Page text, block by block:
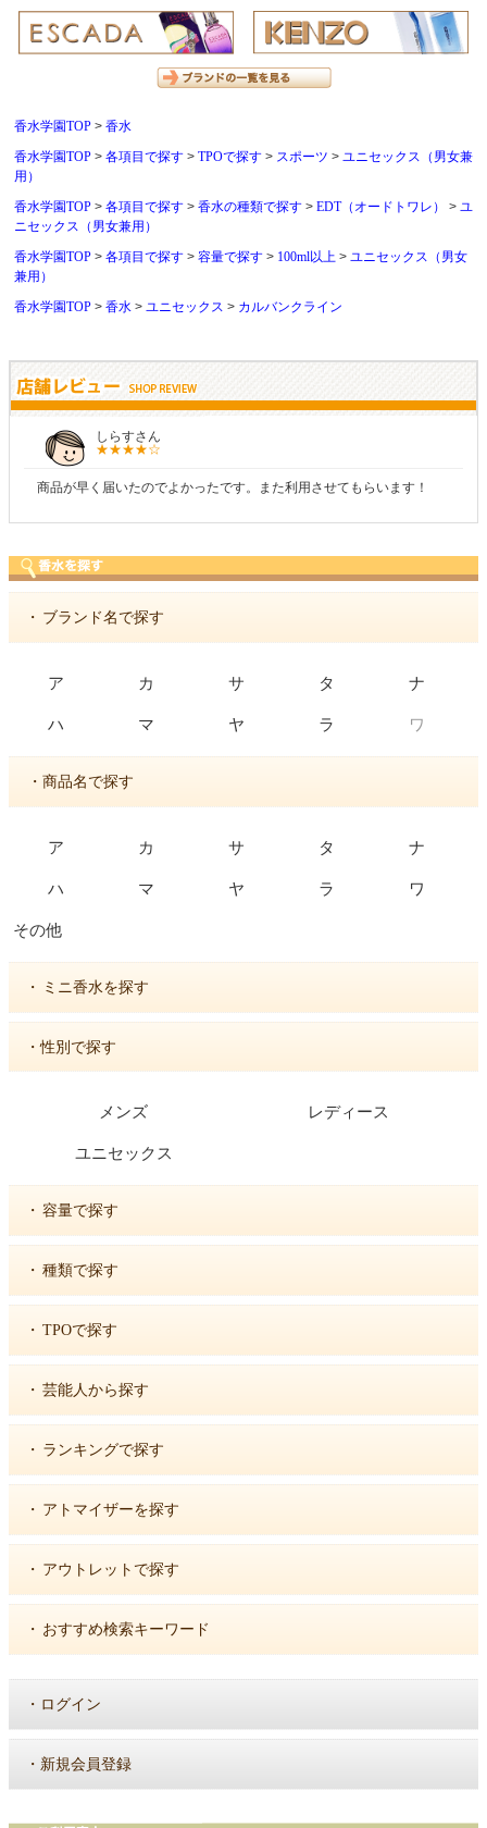
香水学園TOP
香水
香水学園TOP
各項目で探す TPOで探す スポーツ
ユニセックス（男女兼
用）
香水学園TOP
各項目で探す 香水の種類で探す EDT（オードトワレ）
ユ
ニセックス（男女兼用）
香水学園TOP
各項目で探す 容量で探す 100ml以上
ユニセックス（男女
兼用）
香水学園TOP
香水 ユニセックス カルバンクライン
しらすさん
商品が早く届いたのでよかったです。また利用させてもらいます！
・ ブランド名で探す
ア カ サ タ ナ
ハ マ ヤ ラ ワ
・商品名で探す
ア カ サ タ ナ
ハ マ ヤ ラ ワ
その他
・ ミニ香水を探す
・性別で探す
メンズ レディース
ユニセックス
・ 容量で探す
・ 種類で探す
・ TPOで探す
・ 芸能人から探す
・ ランキングで探す
・ アトマイザーを探す
・ アウトレットで探す
・ おすすめ検索キーワード
・ ログイン
・ 新規会員登録